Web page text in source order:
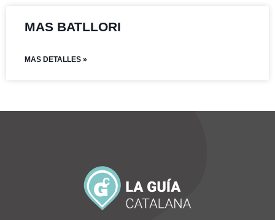
MAS BATLLORI
MAS DETALLES »